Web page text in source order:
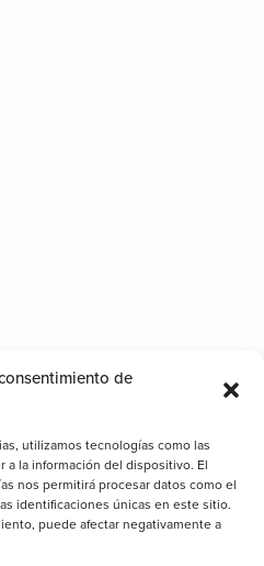
de
utilizamos tecnologías como las
a la información del dispositivo. El
nos permitirá procesar datos como el
identificaciones únicas en este sitio.
puede afectar negativamente a